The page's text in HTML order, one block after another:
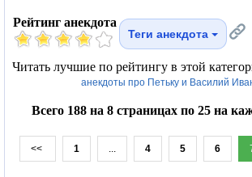
Рейтинг анекдота
Теги анекдота
Читать лучшие по рейтингу в этой
анекдоты про Петьку и Василий
Всего 188 на 8 страницах по 25 на
<< 1 ... 4 5 6